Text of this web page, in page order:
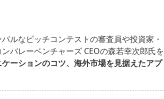
ルなピッチコンテストの審査員や投資家・
バレーベンチャーズ CEOの森若幸次郎氏を
ーションのコツ、海外市場を見据えたアプ